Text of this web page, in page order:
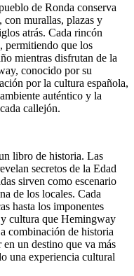
de Ronda conserva
con murallas, plazas y
atrás. Cada rincón
permitiendo que los
mientras disfrutan de la
conocido por su
por la cultura española,
auténtico y la
callejón.
libro de historia. Las
secretos de la Edad
sirven como escenario
de los locales. Cada
hasta los imponentes
cultura que Hemingway
combinación de historia
un destino que va más
una experiencia cultural